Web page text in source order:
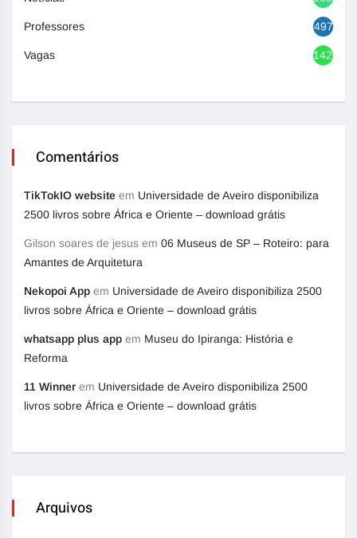
Professores 497
Vagas 1420
Comentários
TikTokIO website em Universidade de Aveiro disponibiliza
2500 livros sobre África e Oriente – download grátis
Gilson soares de jesus em 06 Museus de SP – Roteiro: para
Amantes de Arquitetura
Nekopoi App em Universidade de Aveiro disponibiliza 2500
livros sobre África e Oriente – download grátis
whatsapp plus app em Museu do Ipiranga: História e
Reforma
11 Winner em Universidade de Aveiro disponibiliza 2500
livros sobre África e Oriente – download grátis
Arquivos